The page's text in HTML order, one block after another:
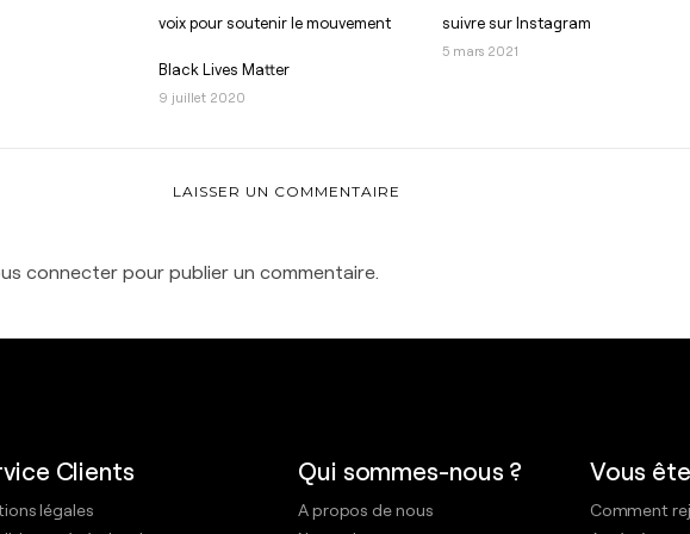
voix pour soutenir le mouvement
Black Lives Matter
9 juillet 2020
suivre sur Instagram
5 mars 2021
LAISSER UN COMMENTAIRE
connecter pour publier un commentaire.
Clients
légales
Qui sommes-nous ?
A propos de nous
Vous
Comment